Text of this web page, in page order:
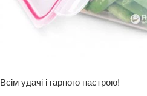
Всім удачі і гарного настрою!